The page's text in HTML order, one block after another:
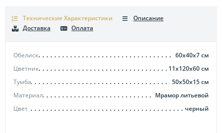
Технические Характеристики
Обелиск 60x40x7см
Цветник
11x120x60см
Тумба
50x50x15см
Материал
Мрамор литьевой
Цвет
черный
Описание
Доставка
Оплата